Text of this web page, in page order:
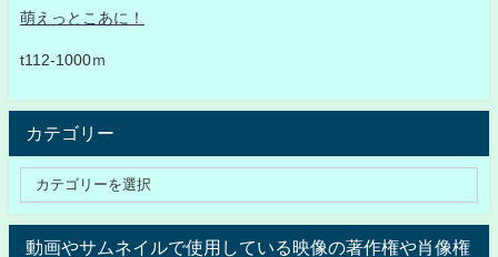
萌えっとこあに！
t112-1000ｍ
カテゴリー
動画やサムネイルで使用している映像の著作権や肖像権